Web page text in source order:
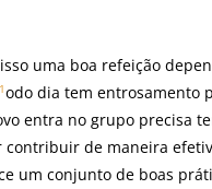
uma boa refeição
1odo dia tem entrosamento
entra no grupo precisa
contribuir de maneira
um conjunto de boas